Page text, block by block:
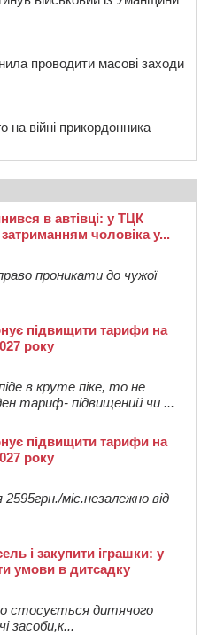
проводити масові заходи
на війні прикордонника
в автівці: у ТЦК
чоловіка у...
проникати до чужої
підвищити тарифи на
року
в круте піке, то не
тариф- підвищений чи ...
підвищити тарифи на
року
міс.незалежно від
і закупити іграшки: у
умови в дитсадку
стосується дитячого
засоби,к...